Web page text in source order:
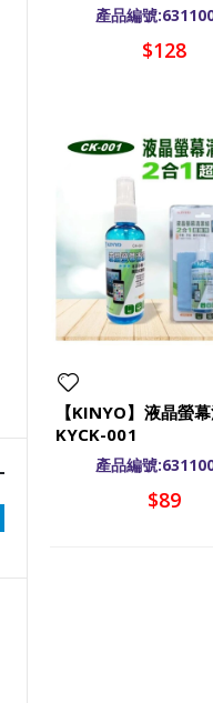
產品編號
$128
【KINYO】液晶螢
KYCK-001
產品編號
$89